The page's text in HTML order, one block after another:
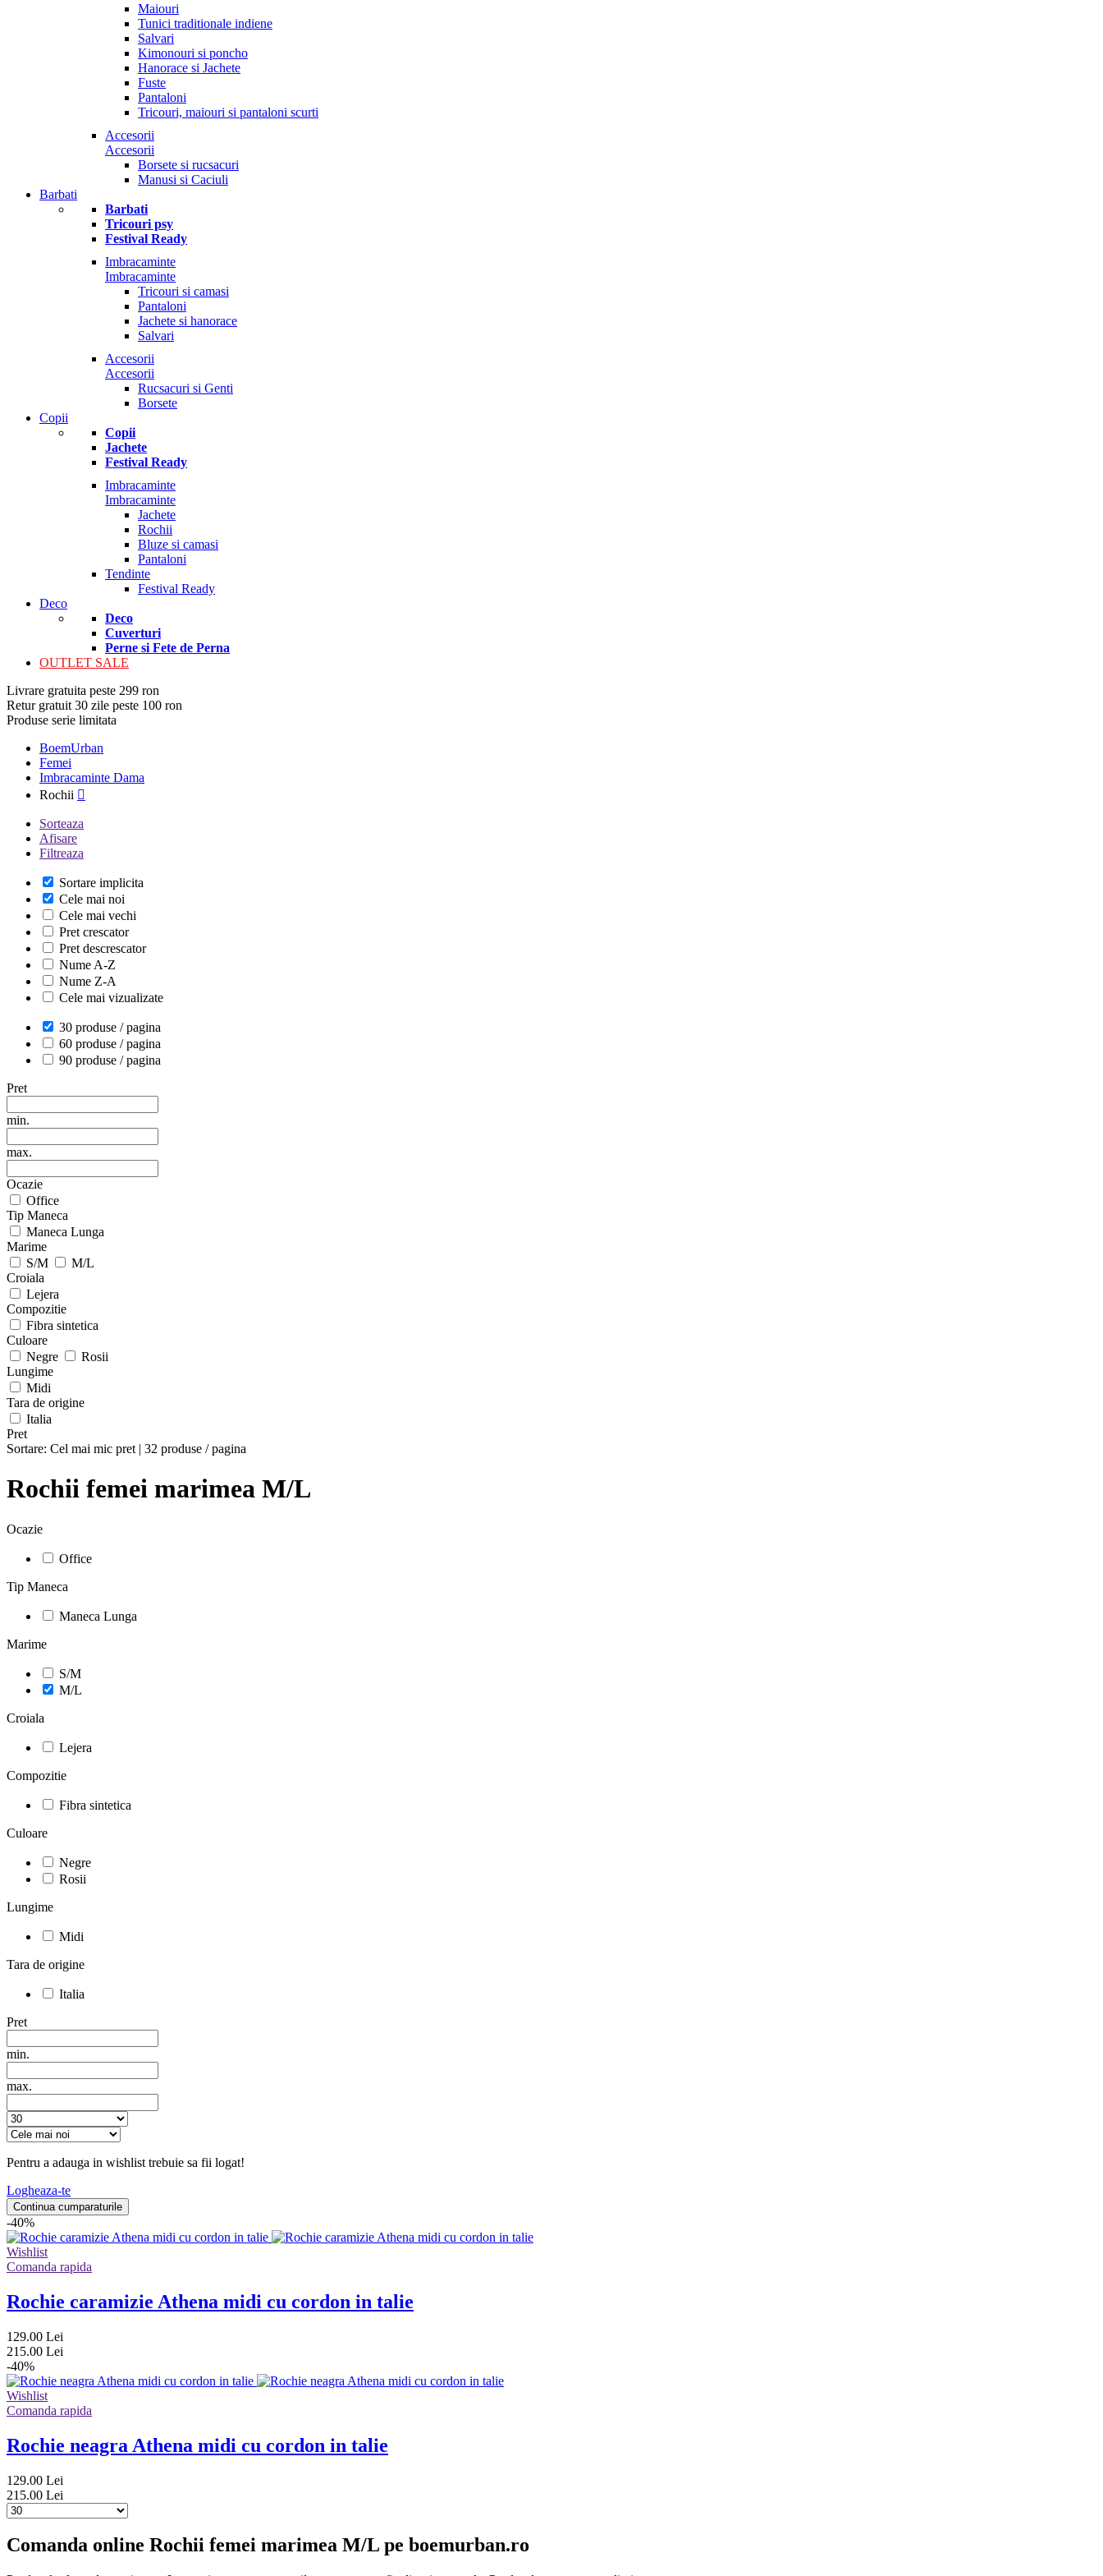
Maiouri
Tunici traditionale indiene
Salvari
Kimonouri si poncho
Hanorace si Jachete
Fuste
Pantaloni
Tricouri, maiouri si pantaloni scurti
Accesorii
Accesorii
Borsete si rucsacuri
Manusi si Caciuli
Barbati
Barbati
Tricouri psy
Festival Ready
Imbracaminte
Imbracaminte
Tricouri si camasi
Pantaloni
Jachete si hanorace
Salvari
Accesorii
Accesorii
Rucsacuri si Genti
Borsete
Copii
Copii
Jachete
Festival Ready
Imbracaminte
Imbracaminte
Jachete
Rochii
Bluze si camasi
Pantaloni
Tendinte
Festival Ready
Deco
Deco
Cuverturi
Perne si Fete de Perna
OUTLET SALE
Livrare gratuita peste 299 ron
Retur gratuit 30 zile peste 100 ron
Produse serie limitata
BoemUrban
Femei
Imbracaminte Dama
Rochii 
Sorteaza
Afisare
Filtreaza
Sortare implicita
Cele mai noi
Cele mai vechi
Pret crescator
Pret descrescator
Nume A-Z
Nume Z-A
Cele mai vizualizate
30 produse / pagina
60 produse / pagina
90 produse / pagina
Pret
min.
max.
Ocazie
Office
Tip Maneca
Maneca Lunga
Marime
S/M
M/L
Croiala
Lejera
Compozitie
Fibra sintetica
Culoare
Negre
Rosii
Lungime
Midi
Tara de origine
Italia
Pret
Sortare: Cel mai mic pret | 32 produse / pagina
Rochii femei marimea M/L
Ocazie
Office
Tip Maneca
Maneca Lunga
Marime
S/M
M/L
Croiala
Lejera
Compozitie
Fibra sintetica
Culoare
Negre
Rosii
Lungime
Midi
Tara de origine
Italia
Pret
min.
max.
Pentru a adauga in wishlist trebuie sa fii logat!
Logheaza-te
Continua cumparaturile
-40%
Wishlist
Comanda rapida
Rochie caramizie Athena midi cu cordon in talie
129.00 Lei
215.00 Lei
-40%
Wishlist
Comanda rapida
Rochie neagra Athena midi cu cordon in talie
129.00 Lei
215.00 Lei
Comanda online Rochii femei marimea M/L pe boemurban.ro